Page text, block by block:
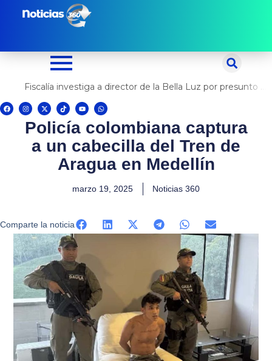
Fiscalía investiga a director de la Bella Luz por presunto abuso contra cantante Naldy Saldaña
F
a
c
I
n
s
t
X
-
t
w
i
e
T
i
k
t
o
Y
o
u
e
W
h
a
t
s
p
p
Policía colombiana captura
a un cabecilla del Tren de
Aragua en Medellín
marzo 19, 2025 Noticias 360
Comparte la noticia